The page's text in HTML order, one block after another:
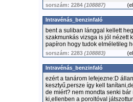
sorszám: 2284 (108887) (
Intravénás_benzinfaló
bent a suliban lánggal kellett
szakmunkás vizsga is jól nézett
papíron hogy tudok elméletileg
sorszám: 2283 (108883) (
Intravénás_benzinfaló
ezért a tanárom lefejezne:D
kesztyű,persze így kell
de miért? nem mondta senki
ki,ellenben a poroltóval